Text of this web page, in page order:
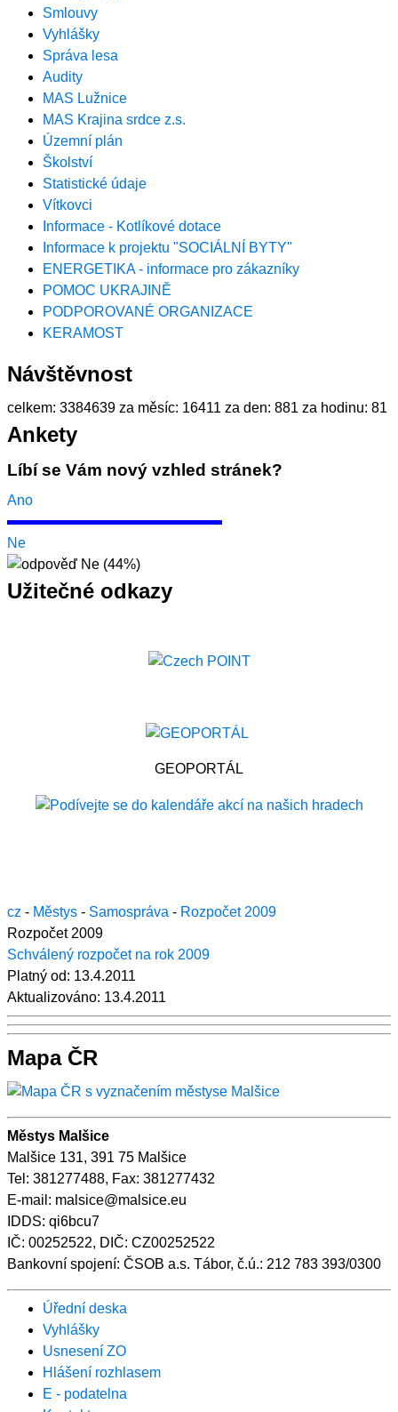
Smlouvy
Vyhlášky
Správa lesa
Audity
MAS Lužnice
MAS Krajina srdce z.s.
Územní plán
Školství
Statistické údaje
Vítkovci
Informace - Kotlíkové dotace
Informace k projektu "SOCIÁLNÍ BYTY"
ENERGETIKA - informace pro zákazníky
POMOC UKRAJINĚ
PODPOROVANÉ ORGANIZACE
KERAMOST
Návštěvnost
celkem: 3384639 za měsíc: 16411 za den: 881 za hodinu: 81
Ankety
Líbí se Vám nový vzhled stránek?
Ano
Ne
Užitečné odkazy
GEOPORTÁL
cz - Městys - Samospráva - Rozpočet 2009
Rozpočet 2009
Schválený rozpočet na rok 2009
Platný od: 13.4.2011
Aktualizováno: 13.4.2011
Mapa ČR
Městys Malšice
Malšice 131, 391 75 Malšice
Tel: 381277488, Fax: 381277432
E-mail: malsice@malsice.eu
IDDS: qi6bcu7
IČ: 00252522, DIČ: CZ00252522
Bankovní spojení: ČSOB a.s. Tábor, č.ú.: 212 783 393/0300
Úřední deska
Vyhlášky
Usnesení ZO
Hlášení rozhlasem
E - podatelna